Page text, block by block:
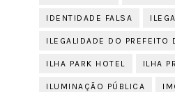
IDENTIDADE FALSA
ILEGALIDADE DO PREFEITO
ILHA PARK HOTEL ILHA
ILUMINAÇÃO PÚBLICA